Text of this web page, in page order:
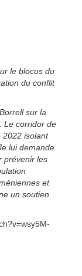
le blocus du
du conflit
sur la
Le corridor de
2022 isolant
lui demande
prévenir les
et
un soutien